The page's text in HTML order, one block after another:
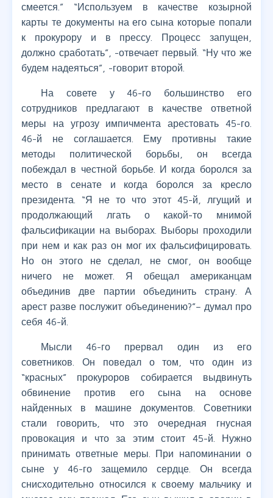
смеется.” “Используем в качестве козырной
карты те документы на его сына которые попали
к прокурору и в прессу. Процесс запущен,
должно сработать”, -отвечает первый. “Ну что же
будем надеяться”, -говорит второй.
На совете у 46-го большинство его
сотрудников предлагают в качестве ответной
меры на угрозу импичмента арестовать 45-го.
46-й не соглашается. Ему противны такие
методы политической борьбы, он всегда
побеждал в честной борьбе. И когда боролся за
место в сенате и когда боролся за кресло
президента. “Я не то что этот 45-й, лгущий и
продолжающий лгать о какой-то мнимой
фальсификации на выборах. Выборы проходили
при нем и как раз он мог их фальсифицировать.
Но он этого не сделал, не смог, он вообще
ничего не может. Я обещал американцам
объединив две партии объединить страну. А
арест разве послужит объединению?”– думал про
себя 46-й.
Мысли 46-го прервал один из его
советников. Он поведал о том, что один из
“красных” прокуроров собирается выдвинуть
обвинение против его сына на основе
найденных в машине документов. Советники
стали говорить, что это очередная гнусная
провокация и что за этим стоит 45-й. Нужно
принимать ответные меры. При напоминании о
сыне у 46-го защемило сердце. Он всегда
снисходительно относился к своему мальчику и